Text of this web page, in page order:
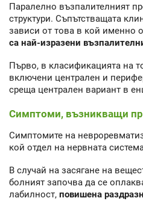
Паралелно възпалителният
структури. Съпътстващата
зависи от това в кой именно
са най-изразени
Първо, в класификацията на
включени централен и
среща централен вариант в
Симптоми, възникващи
Симптомите на
кой отдел на нервната
В случай на засягане на
болният започва да се
лабилност, повишена